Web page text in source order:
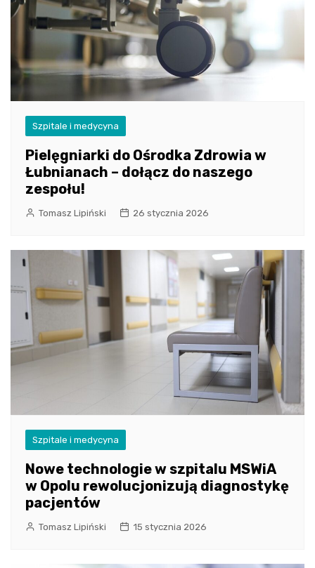
Szpitale i medycyna
Pielęgniarki do Ośrodka Zdrowia w
Łubnianach – dołącz do naszego
zespołu!
Tomasz Lipiński 26 stycznia 2026
Szpitale i medycyna
Nowe technologie w szpitalu MSWiA
w Opolu rewolucjonizują diagnostykę
pacjentów
Tomasz Lipiński 15 stycznia 2026